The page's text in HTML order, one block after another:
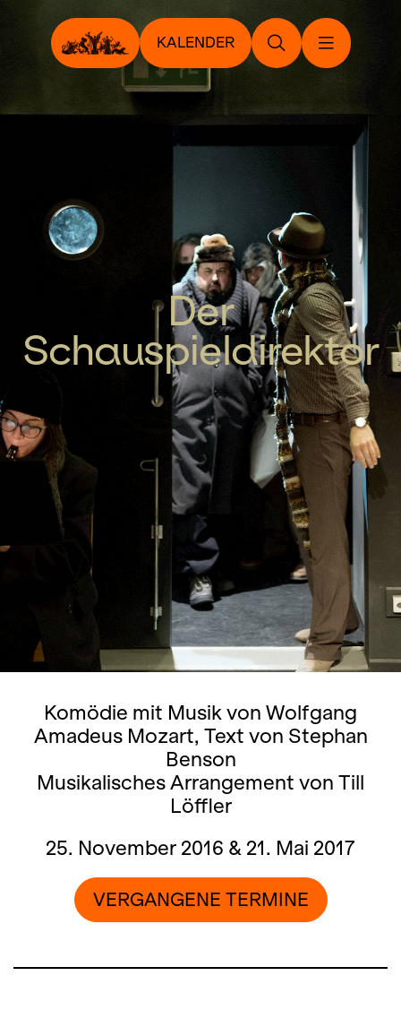
KALENDER
Der
Schauspieldirektor
Komödie mit Musik von Wolfgang
Amadeus Mozart, Text von Stephan
Benson
Musikalisches Arrangement von Till
Löffler
25. November 2016 & 21. Mai 2017
VERGANGENE TERMINE